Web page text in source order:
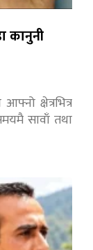
कानुनी
क्षेत्रभित्र
सावाँ तथा